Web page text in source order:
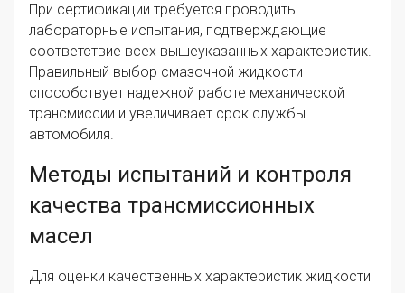
При сертификации требуется проводить
лабораторные испытания, подтверждающие
соответствие всех вышеуказанных характеристик.
Правильный выбор смазочной жидкости
способствует надежной работе механической
трансмиссии и увеличивает срок службы
автомобиля.
Методы испытаний и контроля
качества трансмиссионных
масел
Для оценки качественных характеристик жидкости